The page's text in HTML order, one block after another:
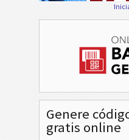
Genere
gratis online